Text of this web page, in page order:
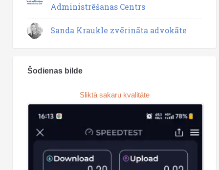
Administrēšanas Centrs
Sanda Kraukle zvērināta advokāte
Šodienas bilde
Sliktā sakaru kvalitāte